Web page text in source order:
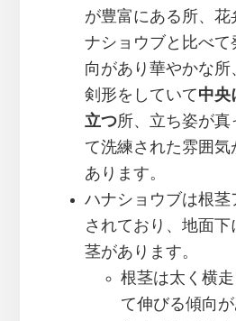
が豊富にある所、花
ナショウブと比べて
向があり華やかな所
剣形をしていて中央
立つ所、立ち姿が真
て洗練された雰囲気
あります。
ハナショウブは根茎
されており、地面
茎があります。
根茎は太く横
て伸びる傾向